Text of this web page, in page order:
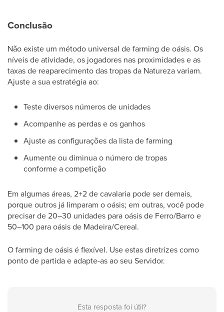
Conclusão
Não existe um método universal de farming de oásis. Os
níveis de atividade, os jogadores nas proximidades e as
taxas de reaparecimento das tropas da Natureza variam.
Ajuste a sua estratégia ao:
Teste diversos números de unidades
Acompanhe as perdas e os ganhos
Ajuste as configurações da lista de farming
Aumente ou diminua o número de tropas
conforme a competição
Em algumas áreas, 2+2 de cavalaria pode ser demais,
porque outros já limparam o oásis; em outras, você pode
precisar de 20–30 unidades para oásis de Ferro/Barro e
50–100 para oásis de Madeira/Cereal.
O farming de oásis é flexível. Use estas diretrizes como
ponto de partida e adapte-as ao seu Servidor.
Esta resposta foi útil?